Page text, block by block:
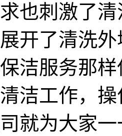
也刺激了
开了清洗
洁服务那
洁工作，
就为大家